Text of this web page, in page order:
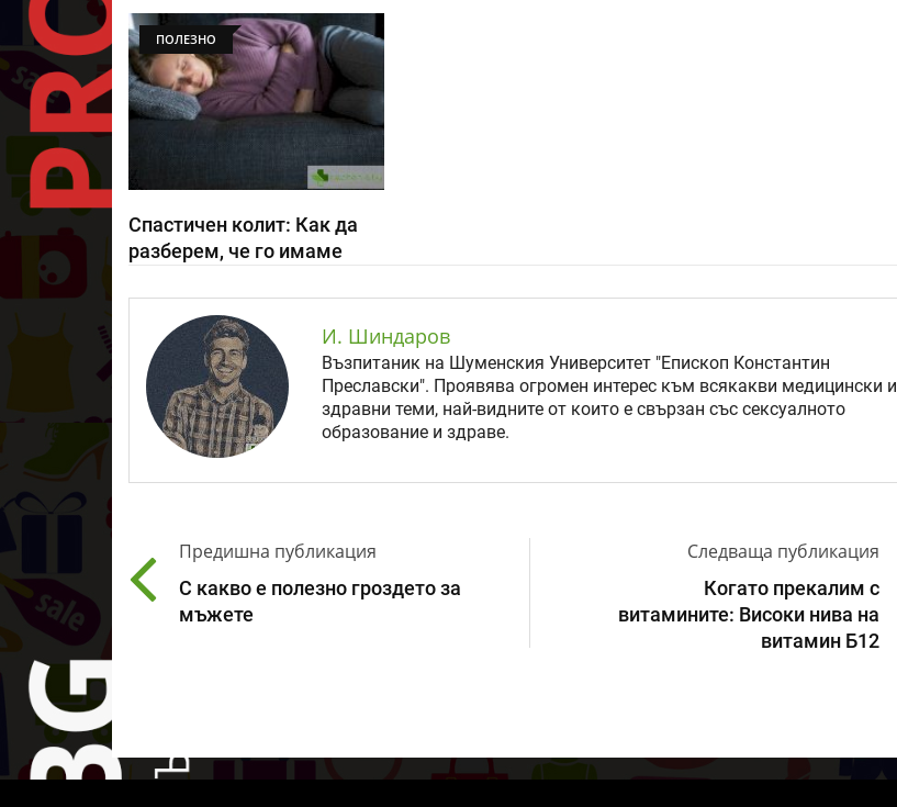
ПОЛЕЗНО
Спастичен колит: Как да
разберем, че го имаме
И. Шиндаров
Възпитаник на Шуменския Университет "Епископ Константин
Преславски". Проявява огромен интерес към всякакви медицински и
здравни теми, най-видните от които е свързан със сексуалното
образование и здраве.
Предишна публикация
С какво е полезно гроздето за
мъжете
Следваща публикация
Когато прекалим с
витамините: Високи нива на
витамин Б12